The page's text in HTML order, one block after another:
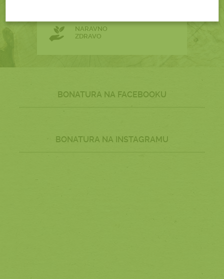
NARAVNO
ZDRAVO
BONATURA NA FACEBOOKU
BONATURA NA INSTAGRAMU